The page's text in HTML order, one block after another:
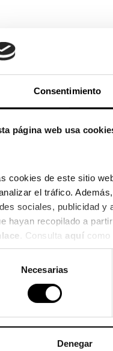
Consentimiento
página web usa
cookies de este sitio
el tráfico.
sociales, publicidad y
. Consulta aquí como
Necesarias
Denegar
Gucci
GUCCI GG
293,70€
-10€ DTO